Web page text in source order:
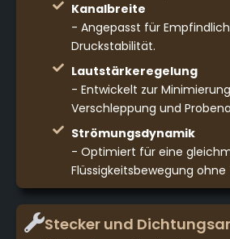
Kanalbreite
- Angepasst für
Druckstabilität.
Lautstärkeregelung
- Entwickelt zur
Verschleppung und
Strömungsdynamik
- Optimiert für eine
Flüssigkeitsbewegung ohne
Stecker und